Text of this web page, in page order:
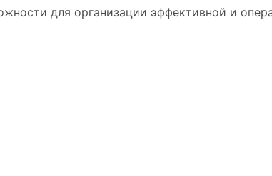
для организации эффективной и